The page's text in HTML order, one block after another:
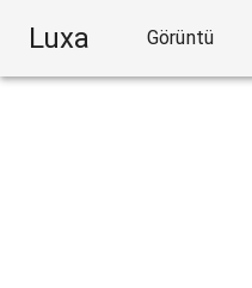
Luxa Görüntü